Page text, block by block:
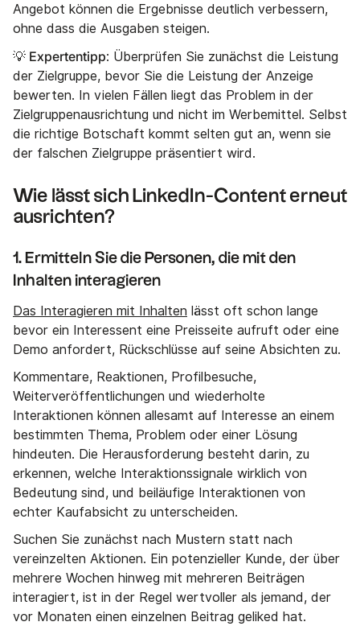
Angebot können die Ergebnisse deutlich verbessern,
ohne dass die Ausgaben steigen.
💡 Expertentipp: Überprüfen Sie zunächst die Leistung
der Zielgruppe, bevor Sie die Leistung der Anzeige
bewerten. In vielen Fällen liegt das Problem in der
Zielgruppenausrichtung und nicht im Werbemittel. Selbst
die richtige Botschaft kommt selten gut an, wenn sie
der falschen Zielgruppe präsentiert wird.
Wie lässt sich LinkedIn-Content erneut
ausrichten?
1. Ermitteln Sie die Personen, die mit den
Inhalten interagieren
Das Interagieren mit Inhalten lässt oft schon lange
bevor ein Interessent eine Preisseite aufruft oder eine
Demo anfordert, Rückschlüsse auf seine Absichten zu.
Kommentare, Reaktionen, Profilbesuche,
Weiterveröffentlichungen und wiederholte
Interaktionen können allesamt auf Interesse an einem
bestimmten Thema, Problem oder einer Lösung
hindeuten. Die Herausforderung besteht darin, zu
erkennen, welche Interaktionssignale wirklich von
Bedeutung sind, und beiläufige Interaktionen von
echter Kaufabsicht zu unterscheiden.
Suchen Sie zunächst nach Mustern statt nach
vereinzelten Aktionen. Ein potenzieller Kunde, der über
mehrere Wochen hinweg mit mehreren Beiträgen
interagiert, ist in der Regel wertvoller als jemand, der
vor Monaten einen einzelnen Beitrag geliked hat.